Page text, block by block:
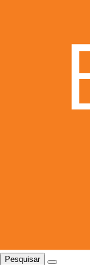
Pesquisar